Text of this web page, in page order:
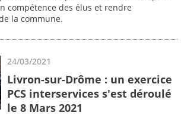
compétence des élus et rendre
la commune.
24/03/2021
Livron-sur-Drôme : un exercice
PCS interservices s'est déroulé
le 8 Mars 2021